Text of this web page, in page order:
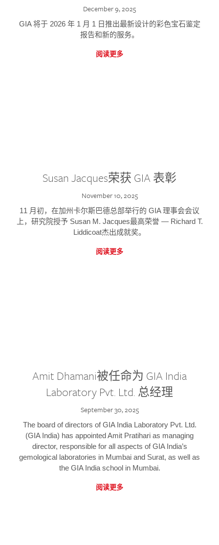
December 9, 2025
GIA 将于 2026 年 1 月 1 日推出最新设计的彩色宝石鉴定
报告和新的服务。
阅读更多
Susan Jacques荣获 GIA 表彰
November 10, 2025
11 月初，在加州卡尔斯巴德总部举行的 GIA 理事会会议
上，研究院授予 Susan M. Jacques最高荣誉 — Richard T.
Liddicoat杰出成就奖。
阅读更多
Amit Dhamani被任命为 GIA India
Laboratory Pvt. Ltd. 总经理
September 30, 2025
The board of directors of GIA India Laboratory Pvt. Ltd.
(GIA India) has appointed Amit Pratihari as managing
director, responsible for all aspects of GIA India’s
gemological laboratories in Mumbai and Surat, as well as
the GIA India school in Mumbai.
阅读更多